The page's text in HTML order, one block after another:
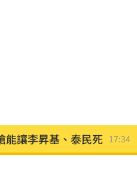
讓李昇基、泰民死 17:34